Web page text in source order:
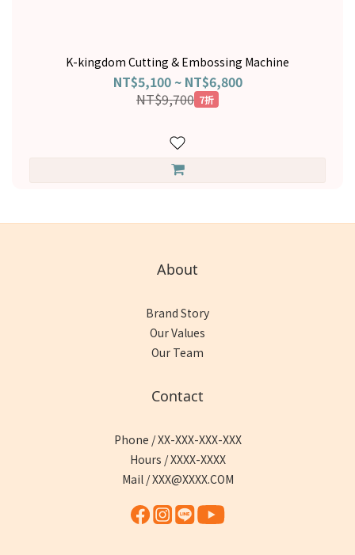
K-kingdom Cutting & Embossing Machine
NT$5,100 ~ NT$6,800
NT$9,700 7折
About
Brand Story
Our Values
Our Team
Contact
Phone / XX-XXX-XXX-XXX
Hours / XXXX-XXXX
Mail / XXX@XXXX.COM